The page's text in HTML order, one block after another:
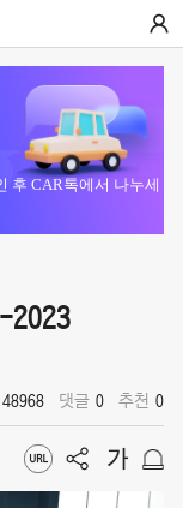
후 CAR톡에서 나누세
2023
48968 댓글 0 추천 0